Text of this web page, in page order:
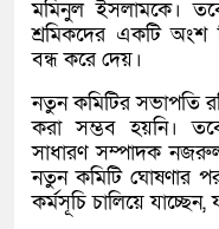
মমিনুল ইসলামকে।
শ্রমিকদের একটি অংশ
বন্ধ করে দেয়।
নতুন কমিটির সভাপতি
করা সম্ভব হয়নি।
সাধারণ সম্পাদক
নতুন কমিটি ঘোষণার পর
কর্মসূচি চালিয়ে